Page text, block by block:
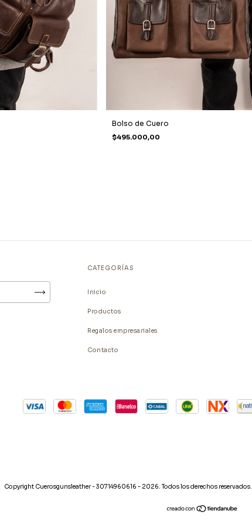
Bolso de Cuero
$495.000,00
CATEGORÍAS
Inicio
Productos
Regalos empresariales
Contacto
Copyright Cuerosgunsleather - 30714960616 - 2026. Todos los derechos reservados.